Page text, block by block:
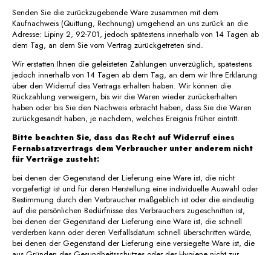
Senden Sie die zurückzugebende Ware zusammen mit dem
Kaufnachweis (Quittung, Rechnung) umgehend an uns zurück an die
Adresse: Lipiny 2, 92-701, jedoch spätestens innerhalb von 14 Tagen ab
dem Tag, an dem Sie vom Vertrag zurückgetreten sind.
Wir erstatten Ihnen die geleisteten Zahlungen unverzüglich, spätestens
jedoch innerhalb von 14 Tagen ab dem Tag, an dem wir Ihre Erklärung
über den Widerruf des Vertrags erhalten haben. Wir können die
Rückzahlung verweigern, bis wir die Waren wieder zurückerhalten
haben oder bis Sie den Nachweis erbracht haben, dass Sie die Waren
zurückgesandt haben, je nachdem, welches Ereignis früher eintritt.
Bitte beachten Sie, dass das Recht auf Widerruf eines
Fernabsatzvertrags dem Verbraucher unter anderem nicht
für Verträge zusteht:
bei denen der Gegenstand der Lieferung eine Ware ist, die nicht
vorgefertigt ist und für deren Herstellung eine individuelle Auswahl oder
Bestimmung durch den Verbraucher maßgeblich ist oder die eindeutig
auf die persönlichen Bedürfnisse des Verbrauchers zugeschnitten ist,
bei denen der Gegenstand der Lieferung eine Ware ist, die schnell
verderben kann oder deren Verfallsdatum schnell überschritten würde,
bei denen der Gegenstand der Lieferung eine versiegelte Ware ist, die